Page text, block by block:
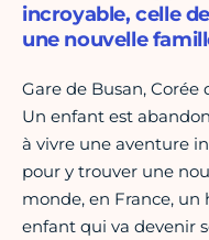
incroyable, celle
une nouvelle
Gare de Busan,
Un enfant est
à vivre une aventure
pour y trouver une
monde, en France,
enfant qui va devenir